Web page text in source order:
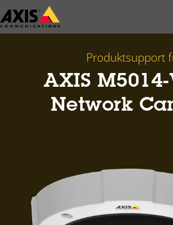
Zum
Hauptinhalt
Produktsupport
AXIS M5014-
Network